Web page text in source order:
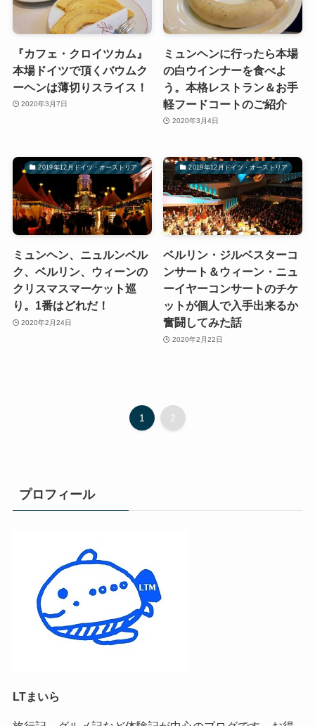
『カフェ・クロイツカム』
本場ドイツで頂くバウムク
ーヘンは薄切りスライス！
2020年3月7日
ミュンヘンに行ったら本場
の白ウインナーを食べよ
う。本格レストラン＆お手
軽フードコートのご紹介
2020年3月4日
2019年12月ドイツ・オーストリア
ミュンヘン、ニュルンベル
ク、ベルリン、ウィーンの
クリスマスマーケット巡
り。1番はどれだ！
2020年2月24日
2019年12月ドイツ・オーストリア
ベルリン・ジルベスターコ
ンサート＆ウィーン・ニュ
ーイヤーコンサートのチケ
ットが個人で入手出来るか
奮闘してみた話
2020年2月22日
1 2
プロフィール
LTまいら